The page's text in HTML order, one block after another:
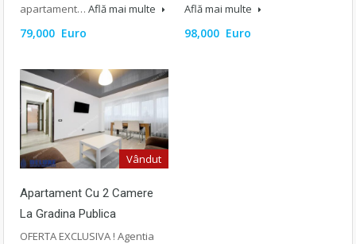
apartament… Află mai multe
79,000 Euro
Află mai multe
98,000 Euro
Vândut
Apartament Cu 2 Camere
La Gradina Publica
OFERTA EXCLUSIVA ! Agentia